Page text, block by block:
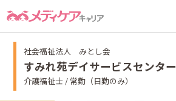
社会福祉法人 みとし会
すみれ苑デイサービスセンター
介護福祉士 / 常勤（日勤のみ）